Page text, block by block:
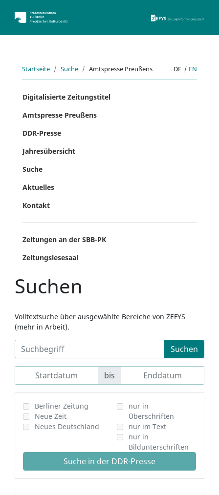
Startseite Suche Amtspresse Preußens DE | EN
Digitalisierte Zeitungstitel
Amtspresse Preußens
DDR-Presse
Jahresübersicht
Suche
Aktuelles
Kontakt
Zeitungen an der SBB-PK
Zeitungslesesaal
Suchen
Volltextsuche über ausgewählte Bereiche von ZEFYS
(mehr in Arbeit).
Suchen
bis
Berliner Zeitung
Neue Zeit
Neues Deutschland
nur in
Überschriften
nur im Text
nur in
Bildunterschriften
Suche in der DDR-Presse